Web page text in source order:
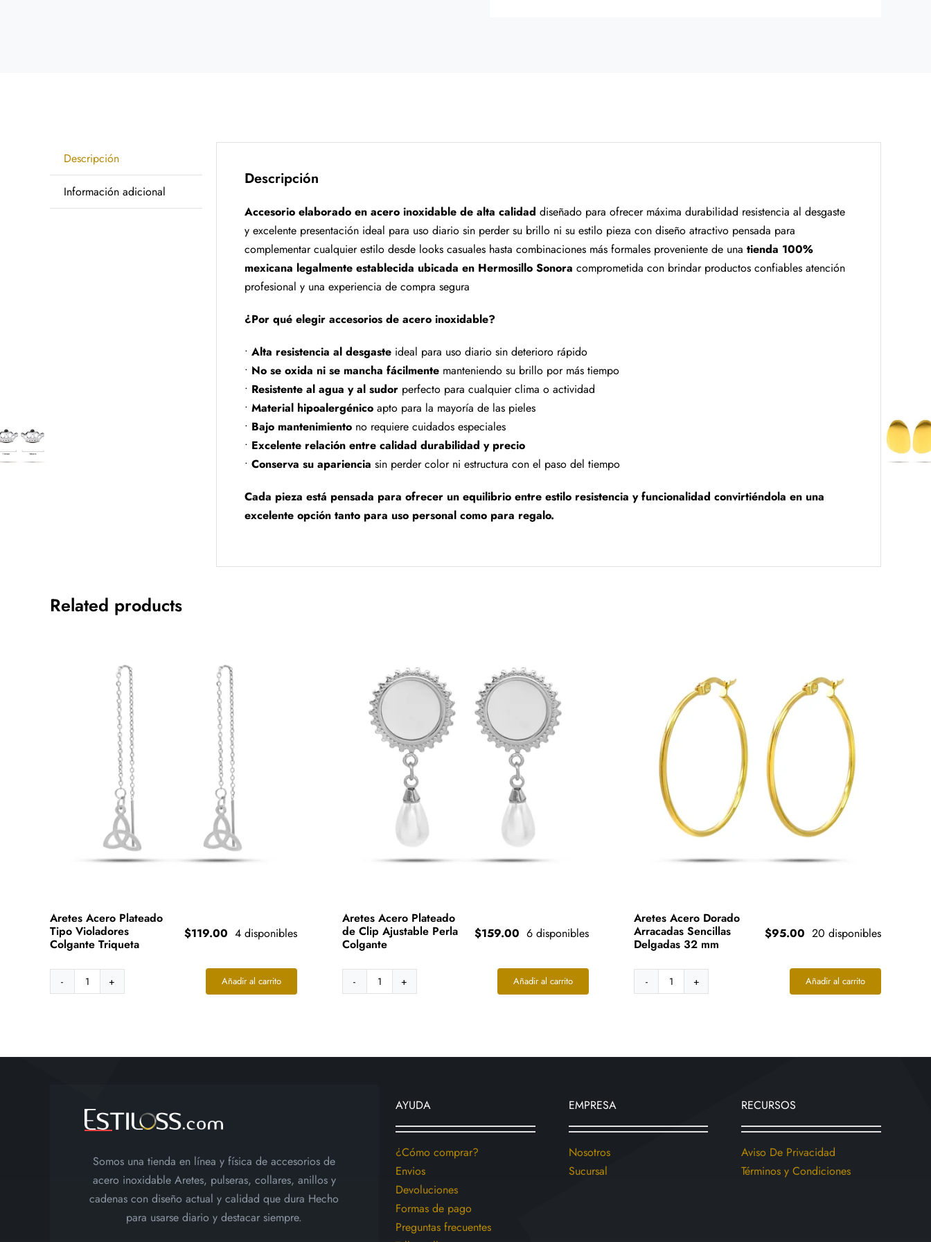
Descripción
Información adicional
Descripción
Accesorio elaborado en acero inoxidable de alta calidad diseñado para ofrecer máxima durabilidad resistencia al desgaste
y excelente presentación ideal para uso diario sin perder su brillo ni su estilo pieza con diseño atractivo pensada para
complementar cualquier estilo desde looks casuales hasta combinaciones más formales proveniente de una tienda 100%
mexicana legalmente establecida ubicada en Hermosillo Sonora comprometida con brindar productos confiables atención
profesional y una experiencia de compra segura
¿Por qué elegir accesorios de acero inoxidable?
• Alta resistencia al desgasteideal para uso diario sin deterioro rápido
• No se oxida ni se mancha fácilmentemanteniendo su brillo por más tiempo
• Resistente al agua y al sudorperfecto para cualquier clima o actividad
• Material hipoalergénicoapto para la mayoría de las pieles
• Bajo mantenimientono requiere cuidados especiales
• Excelente relación entre calidad durabilidad y precio
• Conserva su apariencia sin perder color ni estructura con el paso del tiempo
Cada pieza está pensada para ofrecer un equilibrio entre estilo resistencia y funcionalidad convirtiéndola en una
excelente opción tanto para uso personal como para regalo.
Related products
Aretes Acero Plateado
Tipo Violadores
Colgante Triqueta
$119.00 4 disponibles
Aretes
Añadir al carrito
Aretes Acero Plateado
de Clip Ajustable Perla
Colgante
$159.00 6 disponibles
Aretes
Colgante
Añadir al carrito
Aretes Acero Dorado
Arracadas Sencillas
Delgadas 32 mm
$95.00 20 disponibles
Aretes
Añadir al carrito
Somos una tienda en línea y física de accesorios de
acero inoxidable Aretes, pulseras, collares, anillos y
cadenas con diseño actual y calidad que dura Hecho
para usarse diario y destacar siempre.
AYUDA
¿Cómo comprar?
Envios
Devoluciones
Formas de pago
Preguntas frecuentes
EMPRESA
Nosotros
Sucursal
RECURSOS
Aviso De Privacidad
Términos y Condiciones